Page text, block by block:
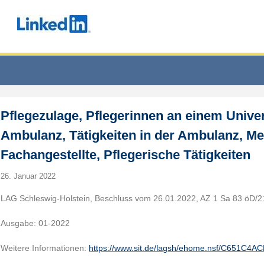
Pflegezulage, Pflegerinnen an einem
Ambulanz, Tätigkeiten in der Ambulanz,
Fachangestellte, Pflegerische Tätigkeiten
26. Januar 2022
LAG Schleswig-Holstein, Beschluss vom 26.01.2022, AZ 1 Sa 83 öD/
Ausgabe: 01-2022
Weitere Informationen: https://www.sit.de/lagsh/ehome.nsf/